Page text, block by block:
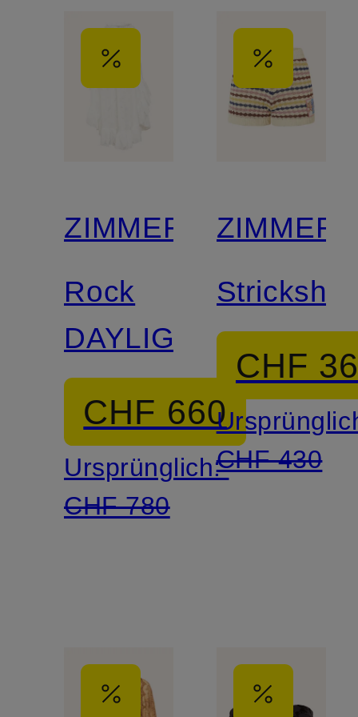
ZIMMERMANN
Rock
DAYLIGHT
CHF 660
Ursprünglich:
CHF 780
CHF
CHF 430